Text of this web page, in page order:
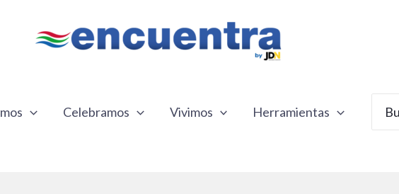
Celebramos Vivimos Herramientas
por: